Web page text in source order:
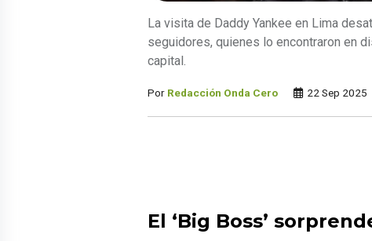
La visita de Daddy Yankee en Lima
seguidores, quienes lo encontraron en
capital.
Por Redacción Onda Cero 22 Sep 2025
El ‘Big Boss’